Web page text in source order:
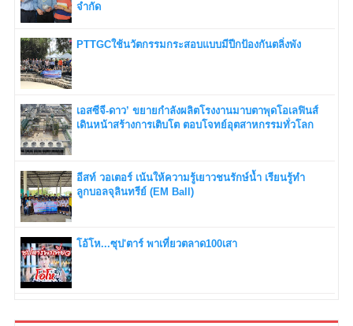
จำกัด
PTTGCใช้นวัตกรรมกระสอบแบบมีปีกป้องกันตลิ่งพัง
เอสซีจี-ดาว’ ขยายกำลังผลิตโรงงานมาบตาพุดโอเลฟินส์
เดินหน้าสร้างการเติบโต ตอบโจทย์อุตสาหกรรมทั่วโลก
อีสท์ วอเตอร์ เน้นให้ความรู้เยาวชนรักษ์น้ำ เรียนรู้ทำ
ลูกบอลจุลินทรีย์ (EM Ball)
โอ้โห...ซุป'ตาร์ พาเที่ยวตลาด100เสา